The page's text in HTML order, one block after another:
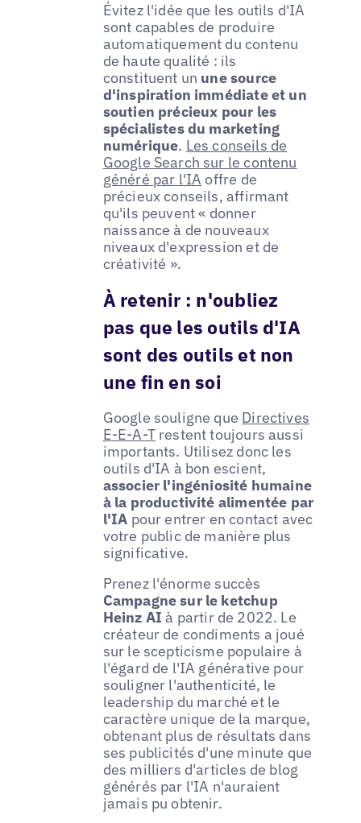
Évitez l'idée que les outils d'IA
sont capables de produire
automatiquement du contenu
de haute qualité : ils
constituent un une source
d'inspiration immédiate et un
soutien précieux pour les
spécialistes du marketing
numérique. Les conseils de
Google Search sur le contenu
généré par l'IA offre de
précieux conseils, affirmant
qu'ils peuvent « donner
naissance à de nouveaux
niveaux d'expression et de
créativité ».
À retenir : n'oubliez
pas que les outils d'IA
sont des outils et non
une fin en soi
Google souligne que Directives
E-E-A-Trestent toujours aussi
importants. Utilisez donc les
outils d'IA à bon escient,
associer l'ingéniosité humaine
à la productivité alimentée par
l'IA pour entrer en contact avec
votre public de manière plus
significative.
Prenez l'énorme succès
Campagne sur le ketchup
Heinz AI à partir de 2022. Le
créateur de condiments a joué
sur le scepticisme populaire à
l'égard de l'IA générative pour
souligner l'authenticité, le
leadership du marché et le
caractère unique de la marque,
obtenant plus de résultats dans
ses publicités d'une minute que
des milliers d'articles de blog
générés par l'IA n'auraient
jamais pu obtenir.